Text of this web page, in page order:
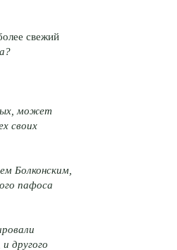
свежий
может
своих
Болконским,
пафоса
другого